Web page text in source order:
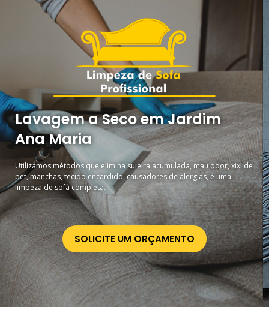
Lavagem a Seco em Jardim
Ana Maria
Utilizamos métodos que elimina sujeira acumulada, mau odor, xixi de
pet, manchas, tecido encardido, causadores de alergias, é uma
limpeza de sofá completa.
SOLICITE UM ORÇAMENTO